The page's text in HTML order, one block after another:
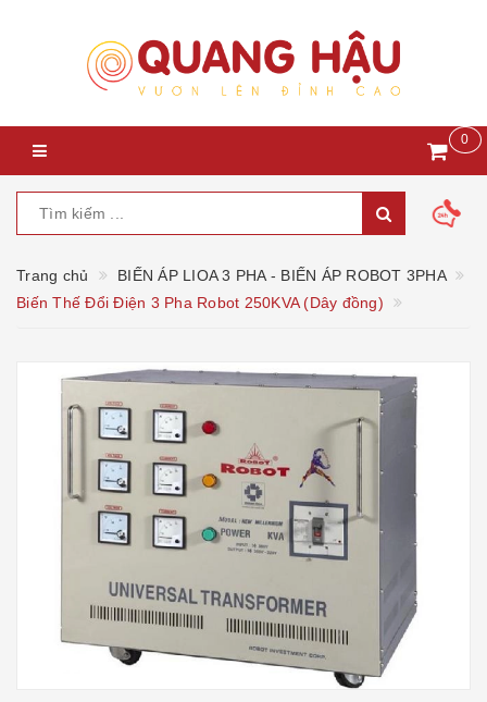
0
Trang chủ
BIẾN ÁP LIOA 3 PHA - BIẾN ÁP ROBOT 3PHA
Biến Thế Đổi Điện 3 Pha Robot 250KVA (Dây đồng)